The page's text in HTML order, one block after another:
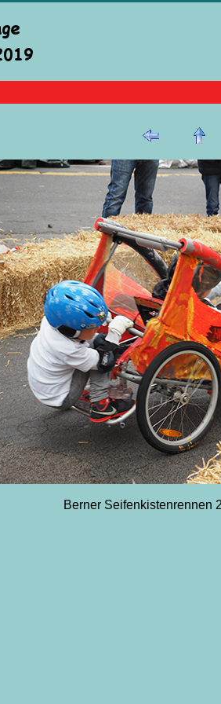
Berner Seifenkistenrennen